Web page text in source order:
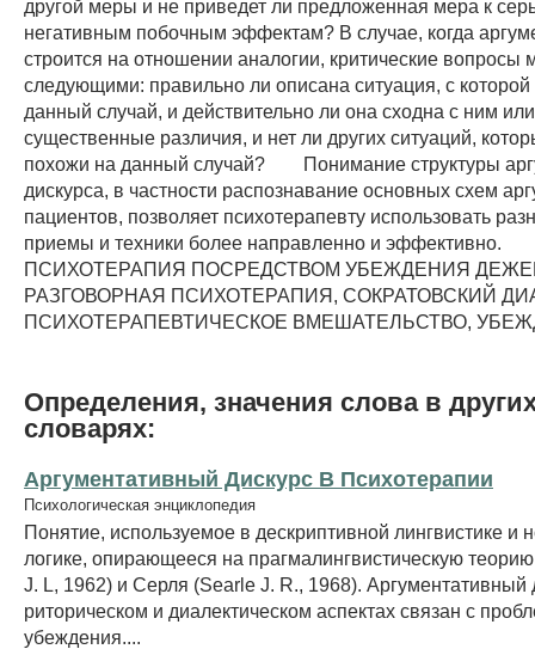
Определения, значения слова в
словарях:
Аргументативный Дискурс В Психотерапии
Психологическая энциклопедия
Понятие, используемое в дескриптивной лингвистике и
логике, опирающееся на прагмалингвистическую
J. L, 1962) и Серля (Searle J. R., 1968). Аргументативный
риторическом и диалектическом аспектах связан с
убеждения....